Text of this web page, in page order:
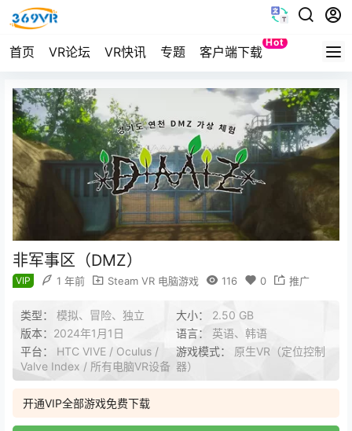
首页 VR论坛 VR快讯 专题 客户端下载
Hot
Quest
非军事区（DMZ）
VIP 1 年前 Steam VR 电脑游戏 116 0 推广
类型： 模拟、冒险、独立 大小： 2.50 GB
版本： 2024年1月1日 语言： 英语、韩语
平台： HTC VIVE / Oculus /
Valve Index / 所有电脑VR设备
游戏模式： 原生VR（定位控制
器）
开通VIP全部游戏免费下载